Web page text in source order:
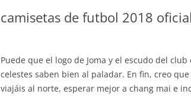
camisetas de futbol 2018
Puede que el logo de Joma y el escudo del
celestes saben bien al paladar. En fin, creo
viajáis al norte, esperar mejor a chang mai e